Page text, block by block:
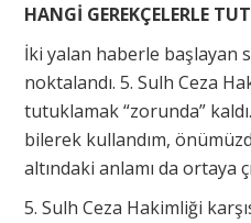
HANGİ GEREKÇELERLE
İki yalan haberle başlayan
noktalandı. 5. Sulh Ceza
tutuklamak “zorunda”
bilerek kullandım,
altındaki anlamı da ortaya
5. Sulh Ceza Hakimliği